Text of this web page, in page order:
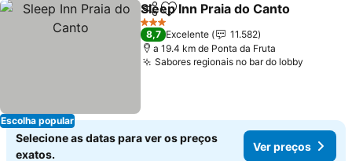
Escolha popular
PartilharAdicionar aos favoritos
Sleep Inn Praia do Canto
3 Estrelas
8,7 Excelente
11.582
a 19.4 km de Ponta da Fruta
Sabores regionais no bar do lobby
Selecione as datas para ver os preços
exatos.
Ver preços